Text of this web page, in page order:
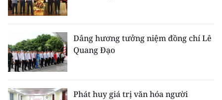
Dâng hương tưởng niệm đồng chí Lê
Quang Đạo
Phát huy giá trị văn hóa người